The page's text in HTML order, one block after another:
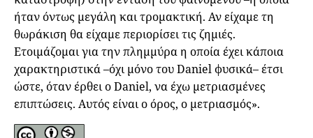
ήταν όντως μεγάλη και τρομακτική. Αν είχαμε τη
θωράκιση θα είχαμε περιορίσει τις ζημιές.
Ετοιμάζομαι για την πλημμύρα η οποία έχει κάποια
χαρακτηριστικά –όχι μόνο του Daniel φυσικά– έτσι
ώστε, όταν έρθει ο Daniel, να έχω μετριασμένες
επιπτώσεις. Αυτός είναι ο όρος, ο μετριασμός».